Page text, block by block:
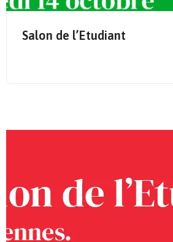
Salon de l’Etudiant